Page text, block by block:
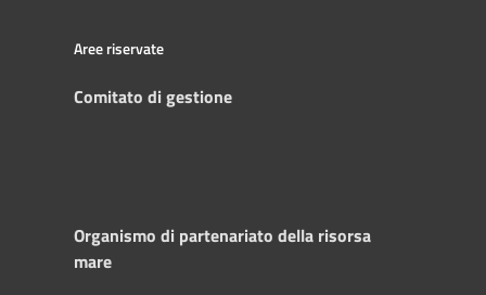
Aree riservate
Comitato di gestione
Organismo di partenariato della risorsa
mare